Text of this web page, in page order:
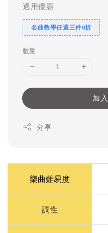
適用優惠
名曲教學任選三件9折
數量
加
分享
樂曲難易度
調性